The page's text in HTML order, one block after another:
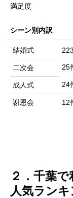
満足度
シーン別内訳
結婚式
二次会 25
成人式 24
謝恩会 12
２．千葉
人気ラン